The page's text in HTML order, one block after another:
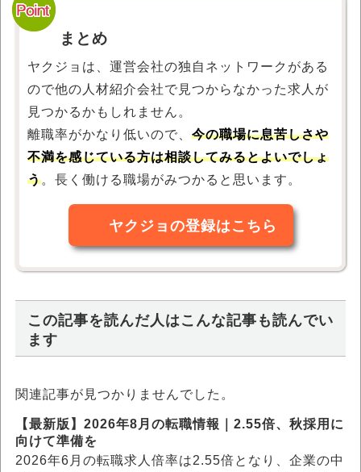
まとめ
ヤクジョは、運営会社の独自ネットワークがある
ので他の人材紹介会社で見つからなかった求人が
見つかるかもしれません。
離職率がかなり低いので、 今の職場に息苦しさや
不満を感じている方は相談してみるとよいでしょ
う。長く働ける職場がみつかると思います。
ヤクジョの登録はこちら
この記事を読んだ人はこんな記事も読んでい
ます
関連記事が見つかりませんでした。
【最新版】2026年8月の転職情報｜2.55倍、秋採用に
向けて準備を
2026年6月の転職求人倍率は2.55倍となり、企業の中